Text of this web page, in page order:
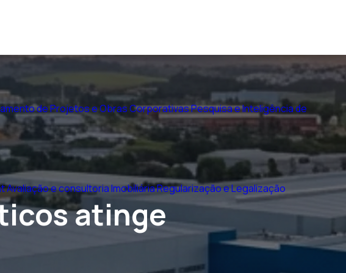
de Projetos e Obras CorporativasPesquisa e Inteligência de
Avaliação e consultoria ImobiliáriaRegularização e Legalização
atinge